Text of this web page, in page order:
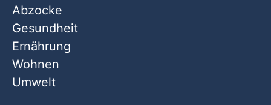
Abzocke
Gesundheit
Ernährung
Wohnen
Umwelt